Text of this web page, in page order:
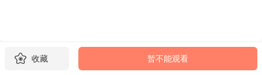
收藏 暂不能观看